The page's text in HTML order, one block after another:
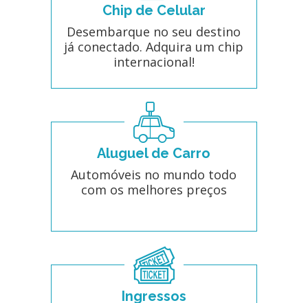
Chip de Celular
Desembarque no seu destino
já conectado. Adquira um chip
internacional!
Aluguel de Carro
Automóveis no mundo todo
com os melhores preços
Ingressos